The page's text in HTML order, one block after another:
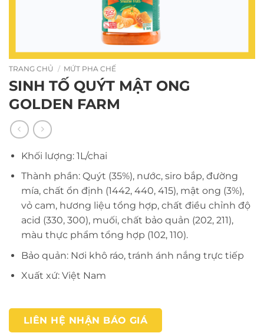
TRANG CHỦ / MỨT PHA CHẾ
SINH TỐ QUÝT MẬT ONG
GOLDEN FARM
Khối lượng: 1L/chai
Thành phần: Quýt (35%), nước, siro bắp, đường
mía, chất ổn định (1442, 440, 415), mật ong (3%),
vỏ cam, hương liệu tổng hợp, chất điều chỉnh độ
acid (330, 300), muối, chất bảo quản (202, 211),
màu thực phẩm tổng hợp (102, 110).
Bảo quản: Nơi khô ráo, tránh ánh nắng trực tiếp
Xuất xứ: Việt Nam
LIÊN HỆ NHẬN BÁO GIÁ